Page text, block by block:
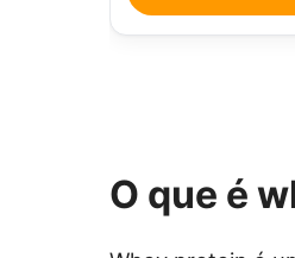
O que é